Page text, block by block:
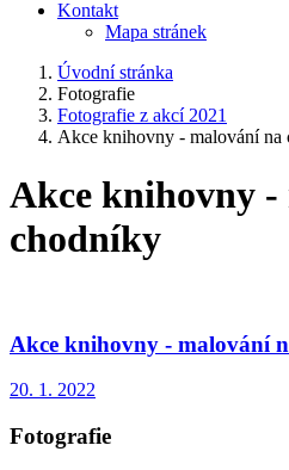
Kontakt
Mapa stránek
Úvodní stránka
Fotografie
Fotografie z akcí 2021
Akce knihovny - malování na
Akce knihovny -
chodníky
Akce knihovny - malování
20. 1. 2022
Fotografie